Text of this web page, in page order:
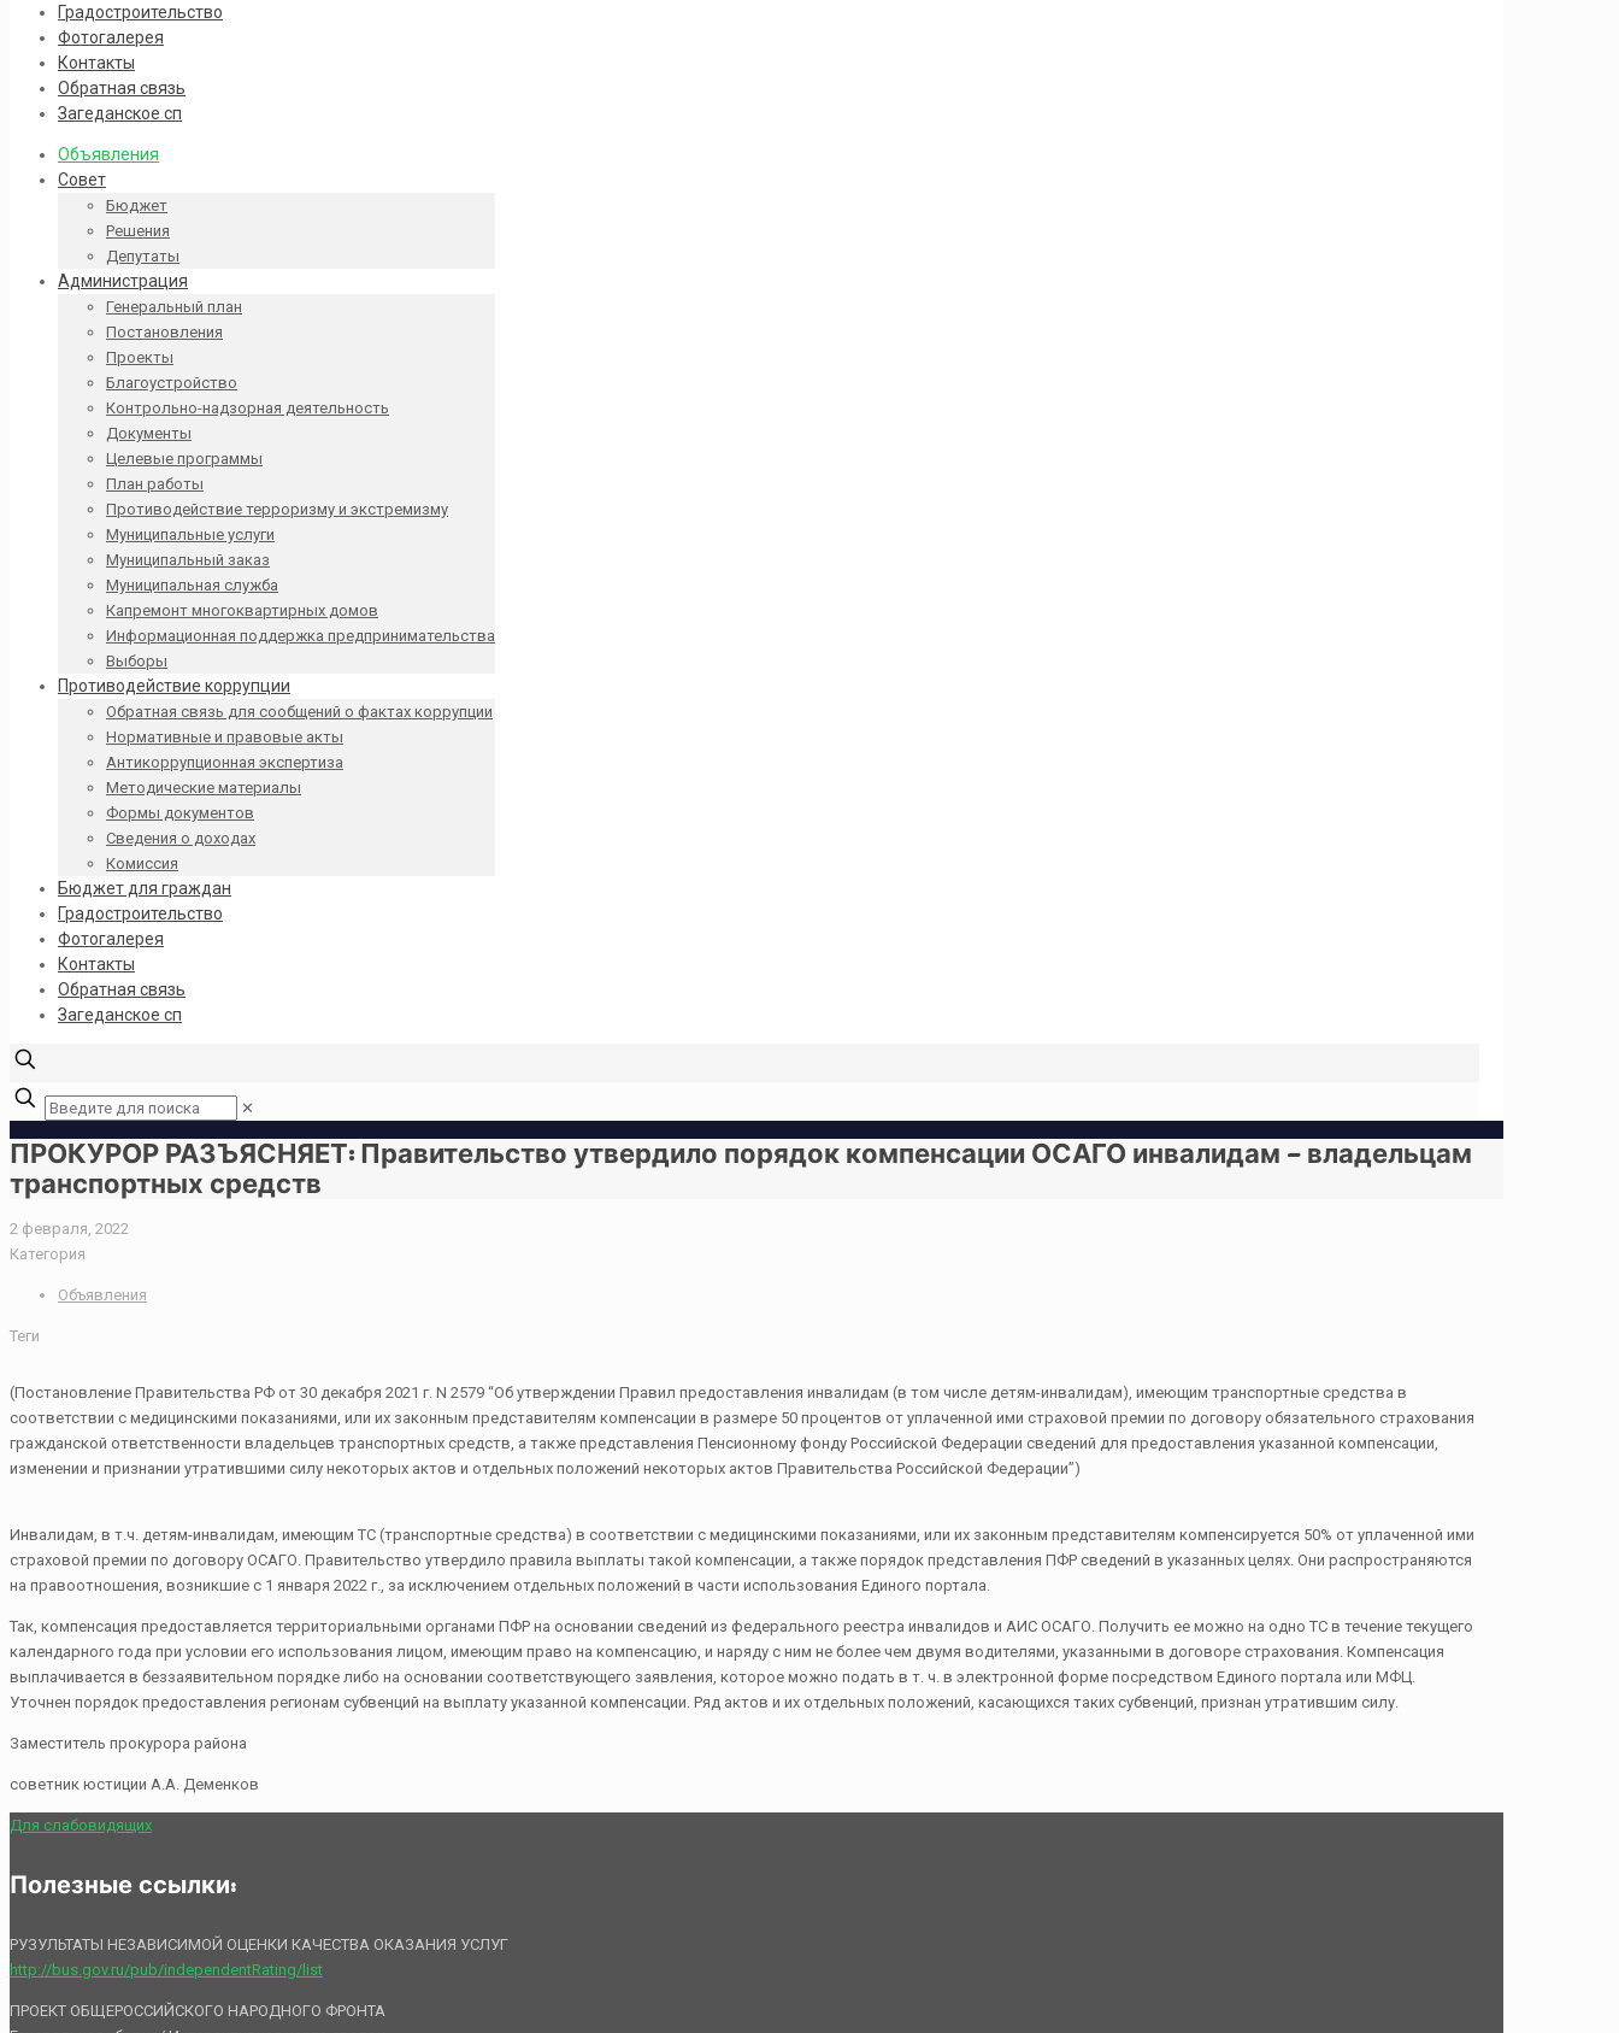
Градостроительство
Фотогалерея
Контакты
Обратная связь
Загеданское сп
Объявления
Совет
Бюджет
Решения
Депутаты
Администрация
Генеральный план
Постановления
Проекты
Благоустройство
Контрольно-надзорная деятельность
Документы
Целевые программы
План работы
Противодействие терроризму и экстремизму
Муниципальные услуги
Муниципальный заказ
Муниципальная служба
Капремонт многоквартирных домов
Информационная поддержка предпринимательства
Выборы
Противодействие коррупции
Обратная связь для сообщений о фактах коррупции
Нормативные и правовые акты
Антикоррупционная экспертиза
Методические материалы
Формы документов
Сведения о доходах
Комиссия
Бюджет для граждан
Градостроительство
Фотогалерея
Контакты
Обратная связь
Загеданское сп
✕
ПРОКУРОР РАЗЪЯСНЯЕТ: Правительство утвердило порядок компенсации ОСАГО инвалидам – владельцам
транспортных средств
2 февраля, 2022
Категория
Объявления
Теги
(Постановление Правительства РФ от 30 декабря 2021 г. N 2579 “Об утверждении Правил предоставления инвалидам (в том числе детям-инвалидам), имеющим транспортные средства в
соответствии с медицинскими показаниями, или их законным представителям компенсации в размере 50 процентов от уплаченной ими страховой премии по договору обязательного страхования
гражданской ответственности владельцев транспортных средств, а также представления Пенсионному фонду Российской Федерации сведений для предоставления указанной компенсации,
изменении и признании утратившими силу некоторых актов и отдельных положений некоторых актов Правительства Российской Федерации”)
Инвалидам, в т.ч. детям-инвалидам, имеющим ТС (транспортные средства) в соответствии с медицинскими показаниями, или их законным представителям компенсируется 50% от уплаченной ими
страховой премии по договору ОСАГО. Правительство утвердило правила выплаты такой компенсации, а также порядок представления ПФР сведений в указанных целях. Они распространяются
на правоотношения, возникшие с 1 января 2022 г., за исключением отдельных положений в части использования Единого портала.
Так, компенсация предоставляется территориальными органами ПФР на основании сведений из федерального реестра инвалидов и АИС ОСАГО. Получить ее можно на одно ТС в течение текущего
календарного года при условии его использования лицом, имеющим право на компенсацию, и наряду с ним не более чем двумя водителями, указанными в договоре страхования. Компенсация
выплачивается в беззаявительном порядке либо на основании соответствующего заявления, которое можно подать в т. ч. в электронной форме посредством Единого портала или МФЦ.
Уточнен порядок предоставления регионам субвенций на выплату указанной компенсации. Ряд актов и их отдельных положений, касающихся таких субвенций, признан утратившим силу.
Заместитель прокурора района
советник юстиции А.А. Деменков
Для слабовидящих
Полезные ссылки:
РУЗУЛЬТАТЫ НЕЗАВИСИМОЙ ОЦЕНКИ КАЧЕСТВА ОКАЗАНИЯ УСЛУГ
http://bus.gov.ru/pub/independentRating/list
ПРОЕКТ ОБЩЕРОССИЙСКОГО НАРОДНОГО ФРОНТА